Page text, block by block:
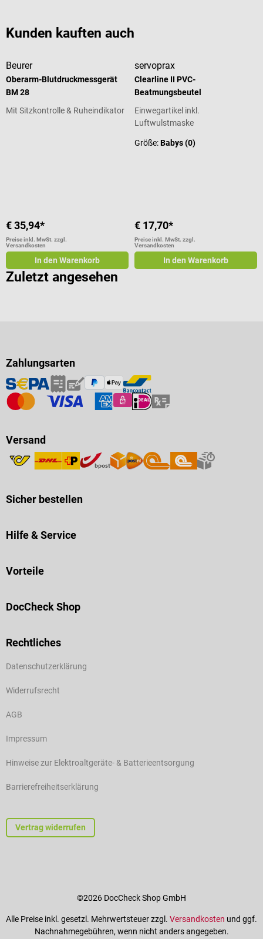
Kunden kauften auch
Beurer
Oberarm-Blutdruckmessgerät
BM 28
Mit Sitzkontrolle & Ruheindikator
€ 35,94*
Preise inkl. MwSt. zzgl.
Versandkosten
In den Warenkorb
servoprax
Clearline II PVC-
Beatmungsbeutel
Einwegartikel inkl.
Luftwulstmaske
Größe:Babys (0)
€ 17,70*
Preise inkl. MwSt. zzgl.
Versandkosten
In den Warenkorb
Zuletzt angesehen
Zahlungsarten
Versand
Sicher bestellen
Hilfe & Service
Vorteile
DocCheck Shop
Rechtliches
Datenschutzerklärung
Widerrufsrecht
AGB
Impressum
Hinweise zur Elektroaltgeräte- & Batterieentsorgung
Barrierefreiheitserklärung
Vertrag widerrufen
©2026 DocCheck Shop GmbH
Alle Preise inkl. gesetzl. Mehrwertsteuer zzgl. Versandkosten und ggf.
Nachnahmegebühren, wenn nicht anders angegeben.